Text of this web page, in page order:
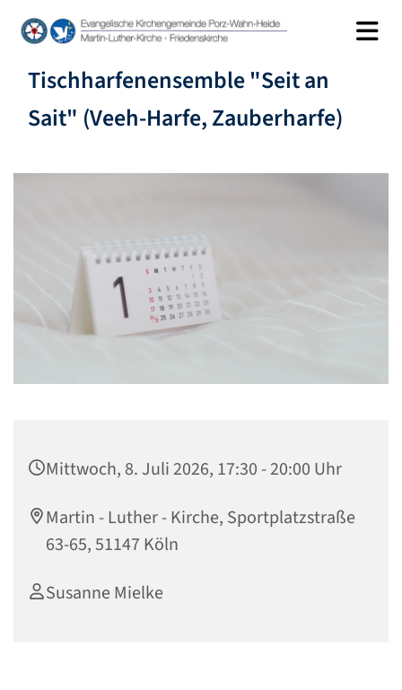
Tischharfenensemble "Seit an
Sait" (Veeh-Harfe, Zauberharfe)
Mittwoch, 8. Juli 2026, 17:30 - 20:00 Uhr
Martin - Luther - Kirche, Sportplatzstraße
63-65, 51147 Köln
Susanne Mielke